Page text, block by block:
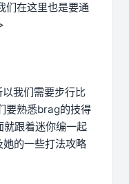
们在这里也是要通
我们需要步行比
要熟悉brag的技得
就跟着迷你编一起
的一些打法攻略